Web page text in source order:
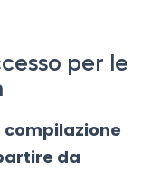
per le
compilazione
da